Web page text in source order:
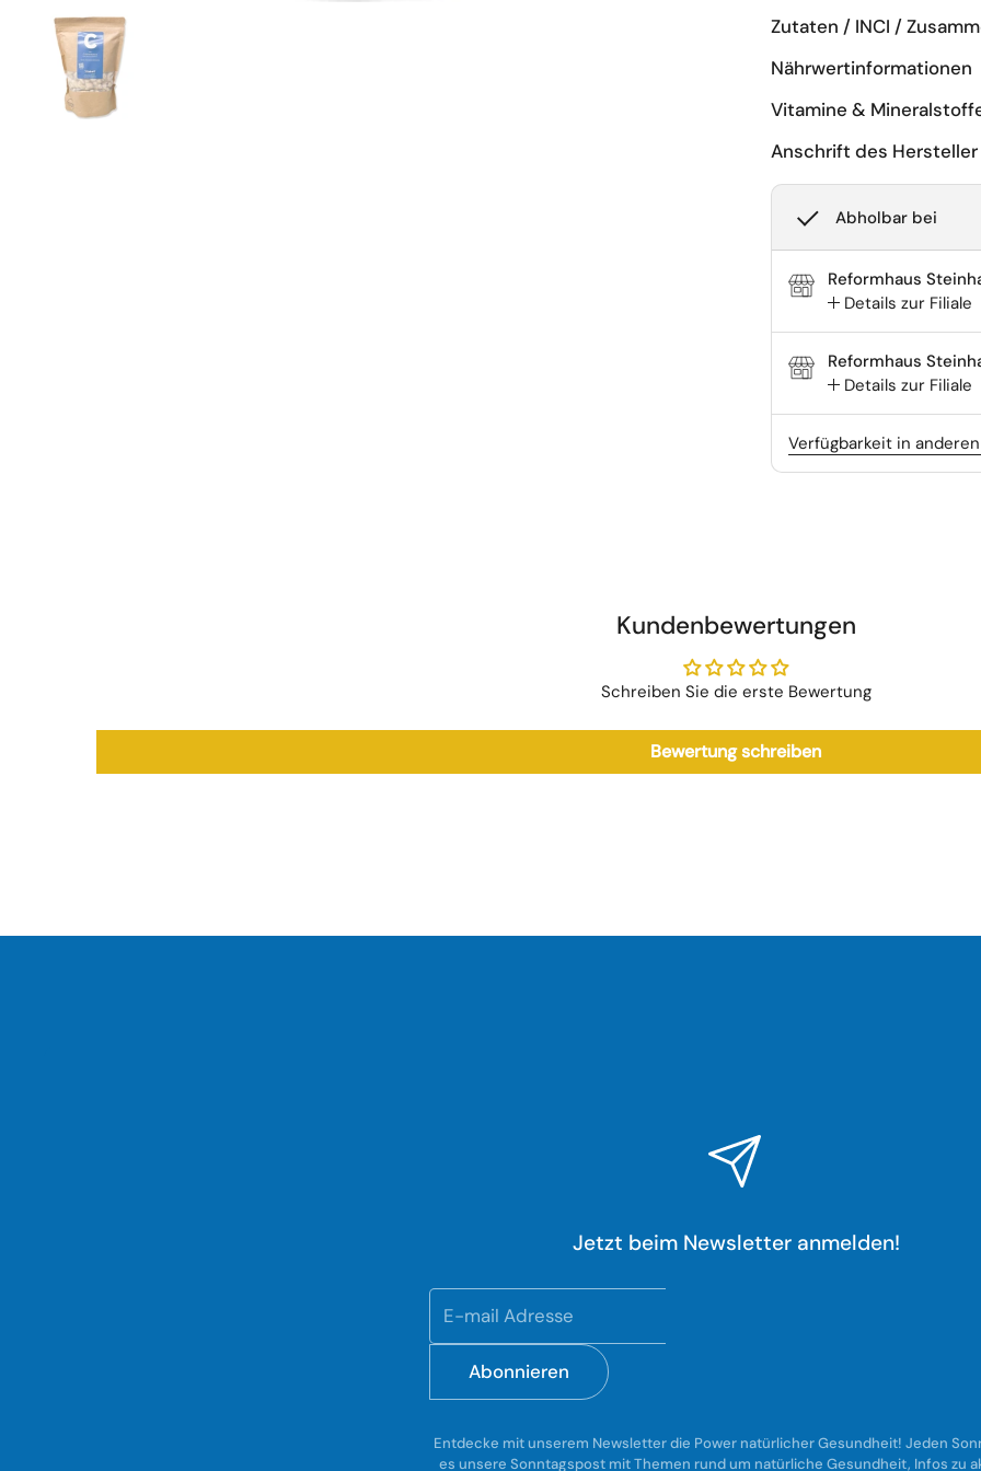
Zeige Folie 1
Zutaten / INCI /
Nährwertinformationen
Vitamine &
Anschrift des Hersteller
Abholbar bei
Reformhaus
Details zur Filiale
Reformhaus
Details zur Filiale
Verfügbarkeit in
Kundenbewertungen
Schreiben Sie die erste Bewertung
Bewertung schreiben
Jetzt beim Newsletter anmelden!
Abonnieren
Entdecke mit unserem Newsletter die Power natürlicher Gesundheit! Jeden
es unsere Sonntagspost mit Themen rund um natürliche Gesundheit, Infos zu